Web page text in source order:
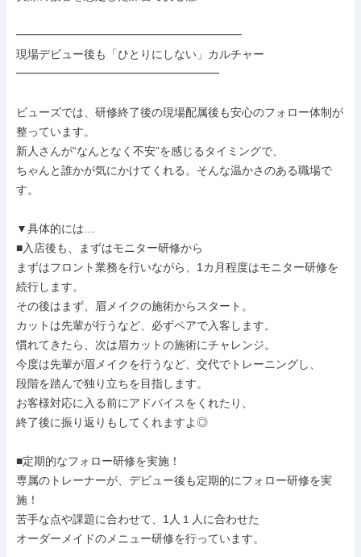
━━━━━━━━━━━━━━━━━━━━
現場デビュー後も「ひとりにしない」カルチャー
━━━━━━━━━━━━━━━━━━
ビューズでは、研修終了後の現場配属後も安心のフォロー体制が
整っています。
新人さんが“なんとなく不安”を感じるタイミングで、
ちゃんと誰かが気にかけてくれる。そんな温かさのある職場で
す。
▼具体的には…
■入店後も、まずはモニター研修から
まずはフロント業務を行いながら、1カ月程度はモニター研修を
続行します。
その後はまず、眉メイクの施術からスタート。
カットは先輩が行うなど、必ずペアで入客します。
慣れてきたら、次は眉カットの施術にチャレンジ。
今度は先輩が眉メイクを行うなど、交代でトレーニングし、
段階を踏んで独り立ちを目指します。
お客様対応に入る前にアドバイスをくれたり、
終了後に振り返りもしてくれますよ◎
■定期的なフォロー研修を実施！
専属のトレーナーが、デビュー後も定期的にフォロー研修を実
施！
苦手な点や課題に合わせて、1人１人に合わせた
オーダーメイドのメニュー研修を行っています。